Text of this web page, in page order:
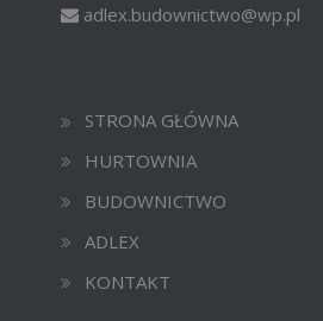
adlex.budownictwo@wp.pl
STRONA GŁÓWNA
HURTOWNIA
BUDOWNICTWO
ADLEX
KONTAKT